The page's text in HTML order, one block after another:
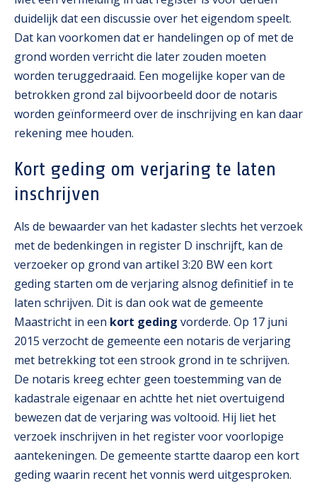
duidelijk dat een discussie over het eigendom speelt.
Dat kan voorkomen dat er handelingen op of met de
grond worden verricht die later zouden moeten
worden teruggedraaid. Een mogelijke koper van de
betrokken grond zal bijvoorbeeld door de notaris
worden geïnformeerd over de inschrijving en kan daar
rekening mee houden.
Kort geding om verjaring te laten
inschrijven
Als de bewaarder van het kadaster slechts het verzoek
met de bedenkingen in register D inschrijft, kan de
verzoeker op grond van artikel 3:20 BW een kort
geding starten om de verjaring alsnog definitief in te
laten schrijven. Dit is dan ook wat de gemeente
Maastricht in een kort geding vorderde. Op 17 juni
2015 verzocht de gemeente een notaris de verjaring
met betrekking tot een strook grond in te schrijven.
De notaris kreeg echter geen toestemming van de
kadastrale eigenaar en achtte het niet overtuigend
bewezen dat de verjaring was voltooid. Hij liet het
verzoek inschrijven in het register voor voorlopige
aantekeningen. De gemeente startte daarop een kort
geding waarin recent het vonnis werd uitgesproken.